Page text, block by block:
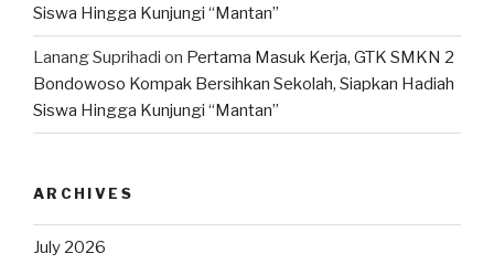
Siswa Hingga Kunjungi “Mantan”
Lanang Suprihadi on Pertama Masuk Kerja, GTK SMKN 2
Bondowoso Kompak Bersihkan Sekolah, Siapkan Hadiah
Siswa Hingga Kunjungi “Mantan”
ARCHIVES
July 2026